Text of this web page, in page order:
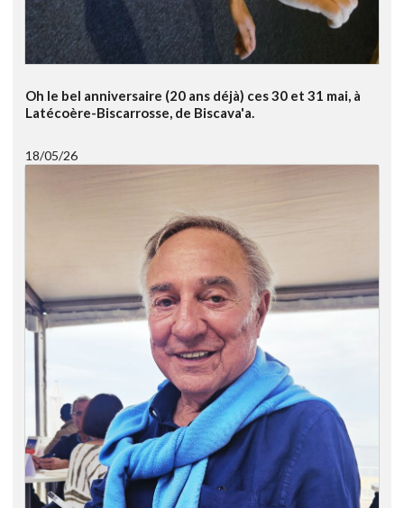
Oh le bel anniversaire (20 ans déjà) ces 30 et 31 mai, à
Latécoère-Biscarrosse, de Biscava'a.
18/05/26